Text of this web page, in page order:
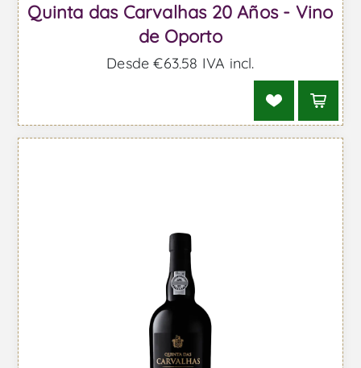
Quinta das Carvalhas 20 Años - Vino
de Oporto
Desde €63,58 IVA incl.